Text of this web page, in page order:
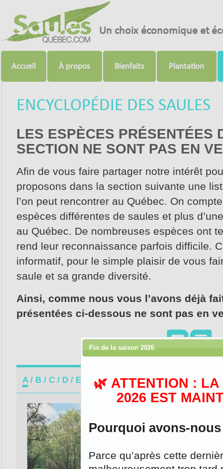
Un choix économique et
Accueil À propos Bienfaits Plantation
ENCYCLOPÉDIE DES SAULES
LES ESPÈCES PRÉSENTÉES
SECTION NE SONT PAS EN
Afin de vous faire partager notre intérêt
proposons dans la section suivante une
l’on peut rencontrer au Québec. On
espèces différentes de saules et plus
au Québec. De nombreuses espèces ont
rend leur reconnaissance parfois difficile.
informatif, pour le simple plaisir de vous
saule et sa grande diversité.
Ainsi, comme nous vous l’avons déjà
présentées ci-dessous ne sont pas en
A B C D E G H I J K L M N O
Nom commun: Saule blanc
Zone de rusticité:
Fin de la saison 2026
🌿 ATTENTION :
2026 EST
Pourquoi avons-
Parce qu’après cette